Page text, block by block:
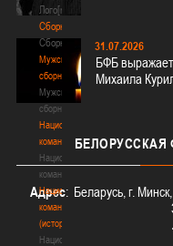
Лого[modid=121]
Сборные
Сборные
Мужские
сборные
Мужские
сборные
Национальная
команда
Национальная
команда
Национальная
команда
(история)
Национальная
31.07.2026
БФБ
Михаила
БЕЛОРУССКАЯ
Адрес: Беларусь, г.